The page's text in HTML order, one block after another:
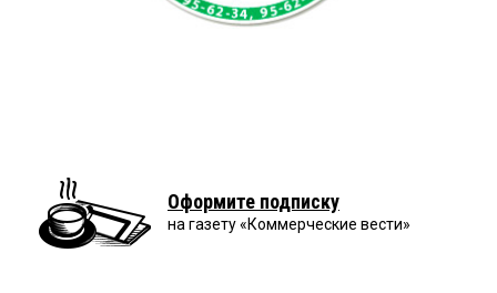
Оформите подписку
на газету «Коммерческие вести»